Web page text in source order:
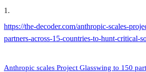
1 .
https://the-decoder.com/anthropic-scales-
partners-across-15-countries-to-hunt-critical-
Anthropic scales Project Glasswing to 150